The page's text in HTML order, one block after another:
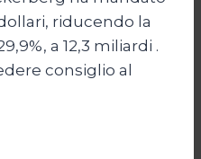
riducendo la
a 12,3 miliardi .
consiglio al